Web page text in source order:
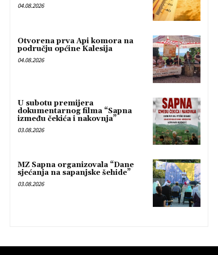
04.08.2026
Otvorena prva Api komora na
području općine Kalesija
04.08.2026
U subotu premijera
dokumentarnog filma “Sapna
između čekića i nakovnja”
03.08.2026
MZ Sapna organizovala “Dane
sjećanja na sapanjske šehide”
03.08.2026